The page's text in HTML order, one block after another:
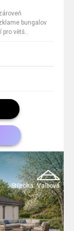
bungalov
větš..
Střecha: Valbová